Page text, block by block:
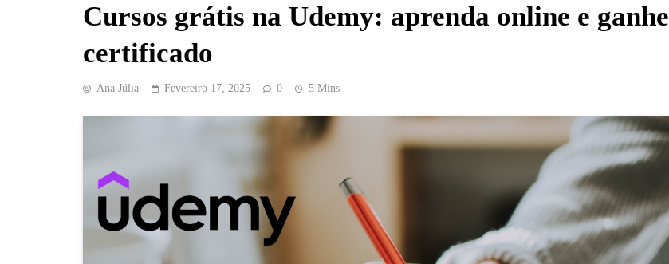
Cursos grátis na Udemy: aprenda online e ganhe
certificado
Ana Júlia Fevereiro 17, 2025 0 5 Mins